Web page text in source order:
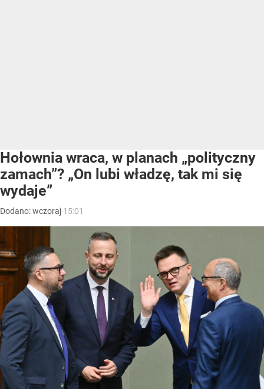
Hołownia wraca, w planach „polityczny
zamach”? „On lubi władzę, tak mi się
wydaje”
Dodano:wczoraj 15:01